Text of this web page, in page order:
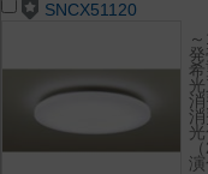
SNCX51120